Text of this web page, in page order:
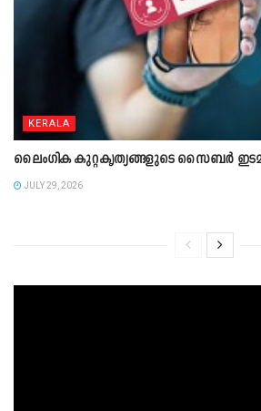
KERALA
ലൈംഗിക കുറ്റകൃത്യങ്ങളുടെ സൈബർ
JULY 29, 2026